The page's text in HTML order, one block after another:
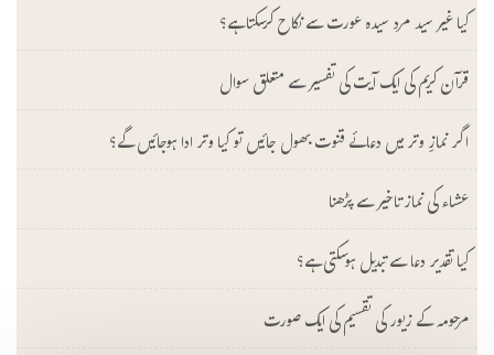
کیا غیر سید مرد سیدہ عورت سے نکاح کرسکتا ہے؟
قرآن کریم کی ایک آیت کی تفسیر سے متعلق سوال
اگر نمازِ وتر میں دعائے قنوت بھول جائیں تو کیا وتر ادا ہوجائیں گے؟
عشاء کی نماز تاخیر سے پڑھنا
کیا تقدیر دعا سے تبدیل ہوسکتی ہے؟
مرحومہ کے زیور کی تقسیم کی ایک صورت